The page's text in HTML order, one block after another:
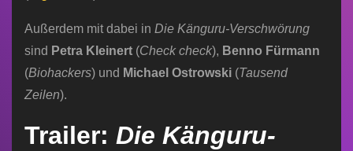
Außerdem mit dabei in Die Känguru-Verschwörung
sind Petra Kleinert (Check check), Benno Fürmann
(Biohackers) und Michael Ostrowski (Tausend
Zeilen).
Trailer: Die Känguru-